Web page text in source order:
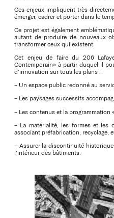
Ces enjeux impliquent très
émerger, cadrer et porter dans le
Ce projet est également
autant de produire de nouveaux
transformer ceux qui existent.
Cet enjeu de faire du 206
Contemporain» à partir duquel il
d’innovation sur tous les plans :
– Un espace public redonné au
– Les paysages successifs
– Les contenus et la programmation
– La matérialité, les formes et les
associant préfabrication, recyclage,
– Assurer la discontinuité
l’intérieur des bâtiments.